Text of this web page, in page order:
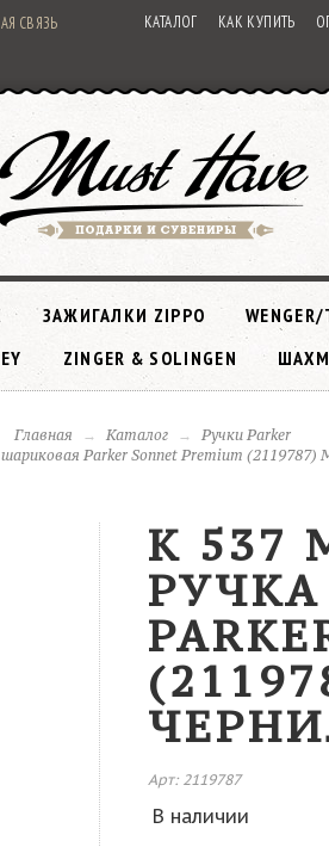
СВЯЗЬ КАТАЛОГ КАК КУПИТЬ
ЗАЖИГАЛКИ ZIPPO
ZINGER & SOLINGEN
Главная Каталог
Ручки Parker
Parker Sonnet Premium (2119787)
K 537
Арт: 2119787
В наличии